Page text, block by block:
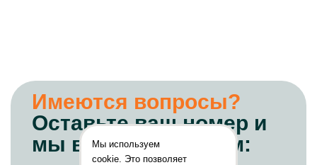
Имеются вопросы?
Оставьте ваш номер и
мы вам перезвоним:
Мы используем
cookie. Это позволяет